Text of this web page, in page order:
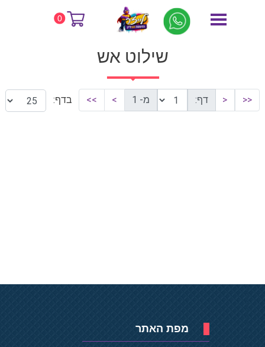
0 דף הבית שילוט אש
שילוט אש
<<
< דף: מ- 1 >
>> בדף:
מפת האתר